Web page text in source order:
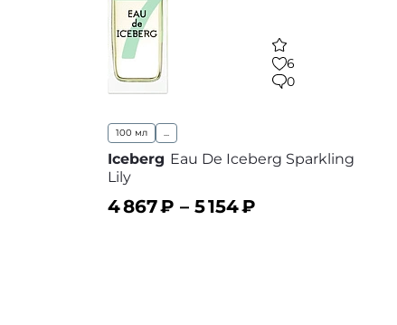
6
0
100 мл ...
Iceberg Eau De Iceberg Sparkling
Lily
4 867₽ – 5 154₽